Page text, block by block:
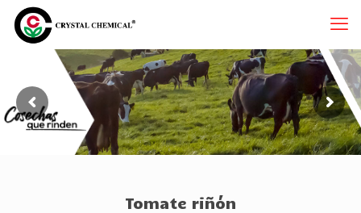
Tomate riñón